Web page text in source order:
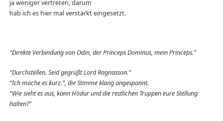
ja weniger vertreten, darum
hab ich es hier mal verstärkt eingesetzt.
“Direkte Verbindung von Odin, der Princeps Dominus, mein Princeps.”
“Durchstellen. Seid gegrüßt Lord Ragnasson.”
“Ich mache es kurz.”, die Stimme klang angespannt.
“Wie sieht es aus, kann Hödur und die restlichen Truppen eure Stellung
halten?”